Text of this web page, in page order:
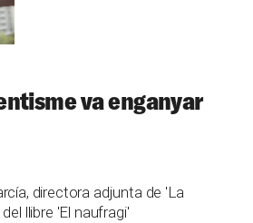
va enganyar
directora adjunta de 'La
llibre 'El naufragi'